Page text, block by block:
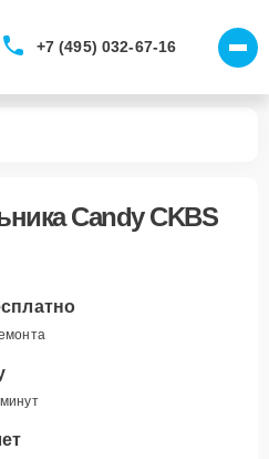
+7 (495) 032-67-16
Candy CKBS